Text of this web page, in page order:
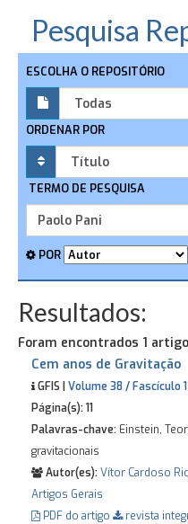
Pesquisa
ESCOLHA O REPOSITÓRIO
ORDENAR POR
TERMO DE PESQUISA
POR
Resultados:
Foram encontrados 1
Cem anos de Gravitação
GFIS | Volume 38 / Fascículo 1
Página(s):11
Palavras-chave: Einstein,
gravitacionais
Autor(es):Vítor Cardoso
Artigos Gerais
PDF do artigo
revista